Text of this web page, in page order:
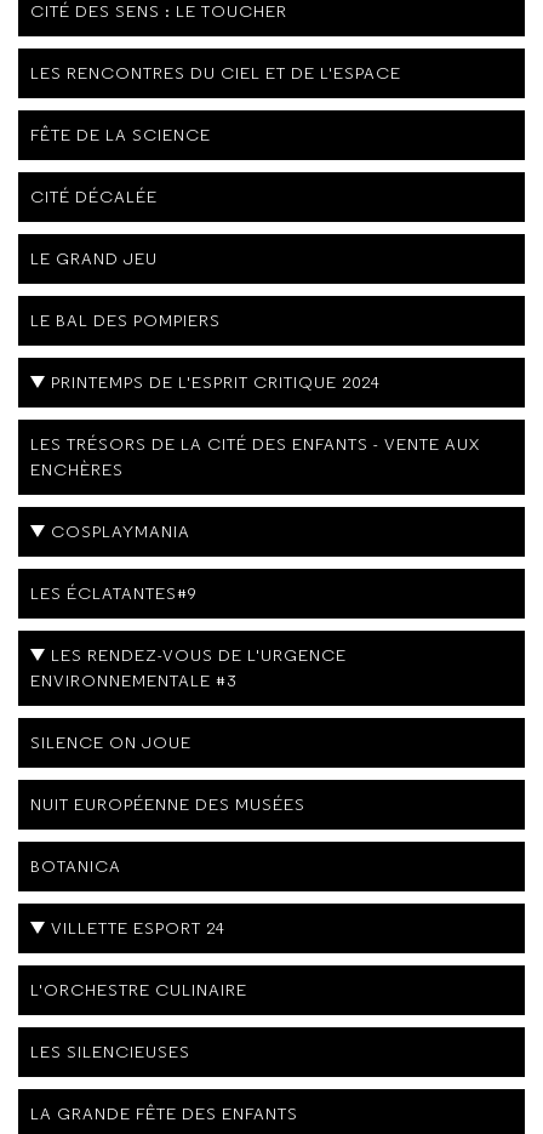
CITÉ DES SENS : LE TOUCHER
LES RENCONTRES DU CIEL ET DE L'ESPACE
FÊTE DE LA SCIENCE
CITÉ DÉCALÉE
LE GRAND JEU
LE BAL DES POMPIERS
PRINTEMPS DE L'ESPRIT CRITIQUE 2024
LES TRÉSORS DE LA CITÉ DES ENFANTS - VENTE AUX
ENCHÈRES
COSPLAYMANIA
LES ÉCLATANTES#9
LES RENDEZ-VOUS DE L'URGENCE
ENVIRONNEMENTALE #3
SILENCE ON JOUE
NUIT EUROPÉENNE DES MUSÉES
BOTANICA
VILLETTE ESPORT 24
L'ORCHESTRE CULINAIRE
LES SILENCIEUSES
LA GRANDE FÊTE DES ENFANTS